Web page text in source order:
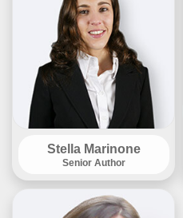
Stella Marinone
Senior Author